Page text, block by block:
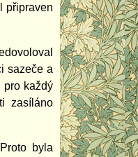
připraven
sazeče a
pro každý
zasíláno
byla